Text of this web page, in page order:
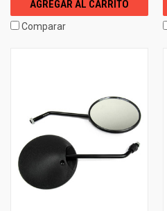
AGREGAR AL CARRITO
Comparar